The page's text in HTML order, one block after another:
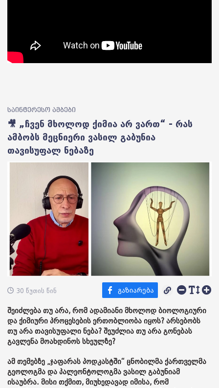
საინტერესო ამბები
🎥 „ჩვენ მხოლოდ ქიმია არ ვართ“ - რას
ამბობს მეცნიერი ვასილ გაბუნია
თავისუფალ ნებაზე
30 წუთის წინ
შეიძლება თუ არა, რომ ადამიანი მხოლოდ ბიოლოგიური
და ქიმიური პროცესების ერთობლიობა იყოს? არსებობს
თუ არა თავისუფალი ნება? შეუძლია თუ არა გონებას
გავლენა მოახდინოს სხეულზე?
ამ თემებზე „ჯაფარას პოდკასტში“ ცნობილმა ქართველმა
გეოლოგმა და პალეონტოლოგმა ვასილ გაბუნიამ
ისაუბრა. მისი თქმით, მიუხედავად იმისა, რომ